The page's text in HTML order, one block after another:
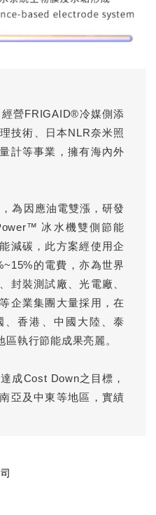
營FRIGAID®冷媒側添
技術、日本NLR奈米照
計等事業，擁有海內外
為因應油電雙漲，研發
冰水機雙側節能
減碳，此方案經使用企
的電費，亦為世界
封裝測試廠、光電廠、
企業集團大量採用，在
、香港、中國大陸、泰
執行節能成果亮麗。
成Cost Down之目標，
亞及中東等地區，實績